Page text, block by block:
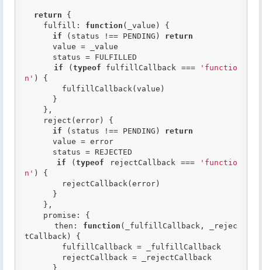
return {
    fulfill:
function (_value)
{
if (status !== PENDING) return
if ( typeof fulfillCallback ===
'functio
n' ) {
if (status !== PENDING) return
if (typeof rejectCallback ===
'functio
n' ) {
      then:
function (_fulfillCallback, _rejec
tCallback)
{